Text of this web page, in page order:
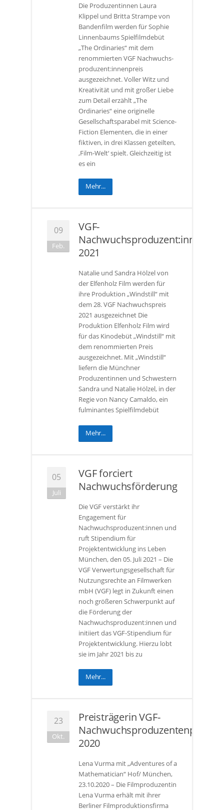
Die Produzentinnen Laura
Klippel und Britta Strampe von
Bandenfilm werden für Sophie
Linnenbaums Spielfilmdebüt
„The Ordinaries“ mit dem
renommierten VGF Nachwuchs-
produzent:innenpreis
ausgezeichnet. Voller Witz und
Kreativität und mit großer Liebe
zum Detail erzählt „The
Ordinaries“ eine originelle
Gesellschaftsparabel mit Science-
Fiction Elementen, die in einer
fiktiven, in drei Klassen geteilten,
‚Film-Welt‘ spielt. Gleichzeitig ist
es ein
Mehr...
09
Feb.
VGF-
2021
Natalie und Sandra Hölzel von
der Elfenholz Film werden für
ihre Produktion „Windstill“ mit
dem 28. VGF Nachwuchspreis
2021 ausgezeichnet Die
Produktion Elfenholz Film wird
für das Kinodebüt „Windstill“ mit
dem renommierten Preis
ausgezeichnet. Mit „Windstill“
liefern die Münchner
Produzentinnen und Schwestern
Sandra und Natalie Hölzel, in der
Regie von Nancy Camaldo, ein
fulminantes Spielfilmdebüt
Mehr...
05
Juli
VGF forciert
Nachwuchsförderung
Die VGF verstärkt ihr
Engagement für
Nachwuchsproduzent:innen und
ruft Stipendium für
Projektentwicklung ins Leben
München, den 05. Juli 2021 – Die
VGF Verwertungsgesellschaft für
Nutzungsrechte an Filmwerken
mbH (VGF) legt in Zukunft einen
noch größeren Schwerpunkt auf
die Förderung der
Nachwuchsproduzent:innen und
initiiert das VGF-Stipendium für
Projektentwicklung. Hierzu lobt
sie im Jahr 2021 bis zu
Mehr...
23
Okt.
Preisträgerin VGF-
Nachwuchsproduzentenpreis
2020
Lena Vurma mit „Adventures of a
Mathematician“ Hof/ München,
23.10.2020 – Die Filmproduzentin
Lena Vurma erhält mit ihrer
Berliner Filmproduktionsfirma